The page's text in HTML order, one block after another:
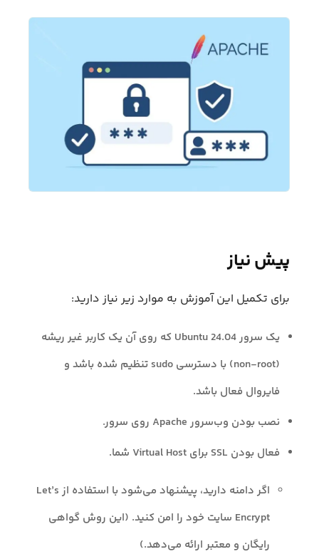
پیش نیاز
برای تکمیل این آموزش به موارد زیر نیاز دارید:
یک سرور Ubuntu 24.04 که روی آن یک کاربر غیر ریشه
(non-root) با دسترسی sudo تنظیم شده باشد و
فایروال فعال باشد.
نصب بودن وب‌سرور Apache روی سرور.
فعال بودن SSL برای Virtual Host شما.
اگر دامنه دارید، پیشنهاد می‌شود با استفاده از Let’s
Encrypt سایت خود را امن کنید. (این روش گواهی
رایگان و معتبر ارائه می‌دهد.)